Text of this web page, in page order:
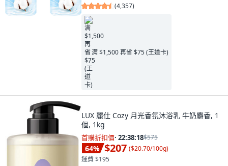
(4,357)
满 $1,500 再省 $75 (王道卡)
LUX 麗仕 Cozy 月光香氛沐浴乳 牛奶麝香, 1
個, 1kg
首購折扣價· 22:38:16$575
64% $207 ($20.70/100g)
運費 $195